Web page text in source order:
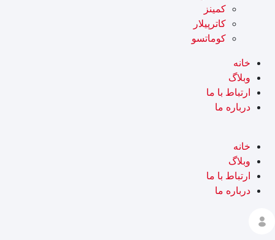
کمینز
کاترپیلار
کوماتسو
خانه
وبلاگ
ارتباط با ما
درباره ما
خانه
وبلاگ
ارتباط با ما
درباره ما